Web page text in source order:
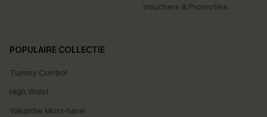
Vouchers & Promoties
POPULAIRE COLLECTIE
Tummy Control
High Waist
Vakantie Must-have